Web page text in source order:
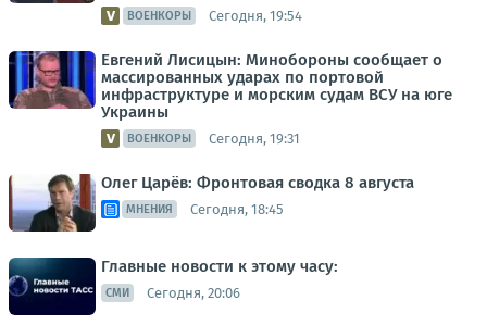
ВОЕНКОРЫ Сегодня, 19:54
Евгений Лисицын: Минобороны сообщает о
массированных ударах по портовой
инфраструктуре и морским судам ВСУ на юге
Украины
ВОЕНКОРЫ Сегодня, 19:31
Олег Царёв: Фронтовая сводка 8 августа
МНЕНИЯ Сегодня, 18:45
Главные новости к этому часу:
СМИ Сегодня, 20:06